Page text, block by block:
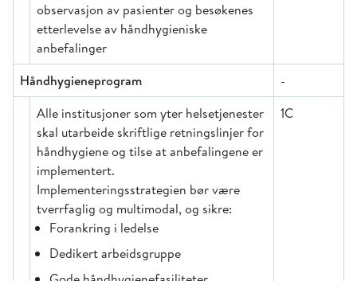
observasjon av pasienter og besøkenes
etterlevelse av håndhygieniske
anbefalinger
Håndhygieneprogram
-
Alle institusjoner som yter helsetjenester
skal utarbeide skriftlige retningslinjer for
håndhygiene og tilse at anbefalingene er
implementert.
Implementeringsstrategien bør være
tverrfaglig og multimodal, og sikre:
Forankring i ledelse
Dedikert arbeidsgruppe
1C